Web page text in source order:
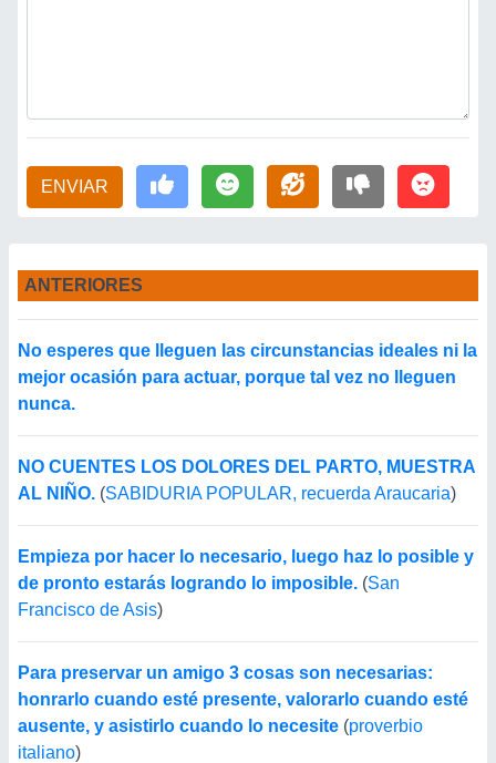
ENVIAR
ANTERIORES
No esperes que lleguen las circunstancias ideales ni la
mejor ocasión para actuar, porque tal vez no lleguen
nunca.
NO CUENTES LOS DOLORES DEL PARTO, MUESTRA
AL NIÑO. (SABIDURIA POPULAR, recuerda Araucaria)
Empieza por hacer lo necesario, luego haz lo posible y
de pronto estarás logrando lo imposible. (San
Francisco de Asis)
Para preservar un amigo 3 cosas son necesarias:
honrarlo cuando esté presente, valorarlo cuando esté
ausente, y asistirlo cuando lo necesite (proverbio
italiano)